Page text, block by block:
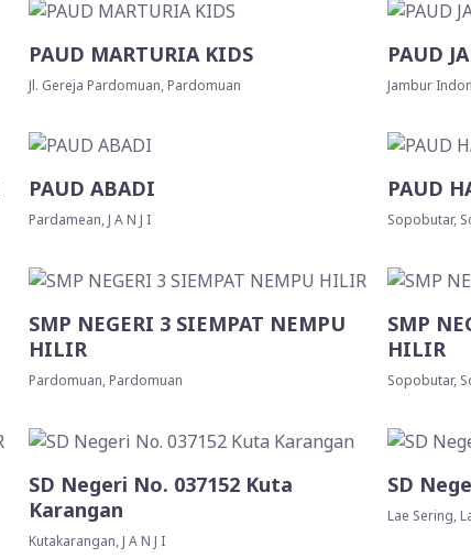
PAUD MARTURIA KIDS
Jl. Gereja Pardomuan, Pardomuan
PAUD
Jambur
PAUD ABADI
Pardamean, J A N J I
PAUD
Sopobutar,
SMP NEGERI 3 SIEMPAT NEMPU
HILIR
Pardomuan, Pardomuan
SMP
HILIR
Sopobutar,
SD Negeri No. 037152 Kuta
Karangan
Kutakarangan, J A N J I
SD
Lae Sering,